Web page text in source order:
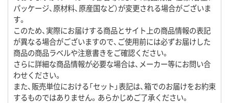
パッケージ、原材料、原産国など）が変更される場合がございま
す。
このため、実際にお届けする商品とサイト上の商品情報の表記
が異なる場合がございますので、ご使用前には必ずお届けした
商品の商品ラベルや注意書きをご確認ください。
さらに詳細な商品情報が必要な場合は、メーカー等にお問い合
わせください。
また、販売単位における「セット」表記は、箱でのお届けをお約束
するものではありません。あらかじめご了承ください。